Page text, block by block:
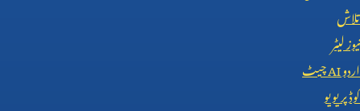
تلاش
نیوز لیٹر
اردوAIچیٹ
کوڈ پریویو